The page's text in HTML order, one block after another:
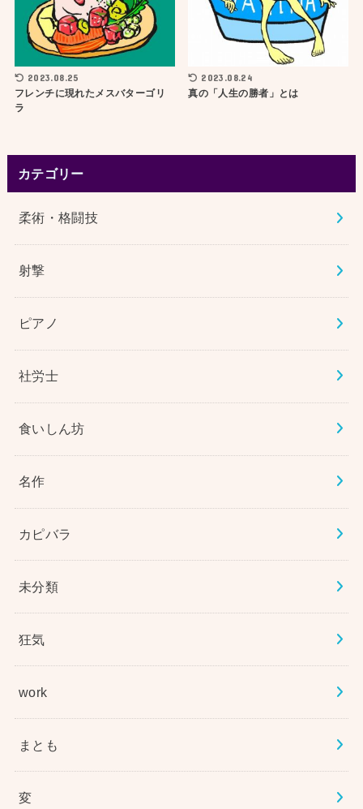
2023.08.25
フレンチに現れたメスバターゴリ
ラ
2023.08.24
真の「人生の勝者」とは
カテゴリー
柔術・格闘技
射撃
ピアノ
社労士
食いしん坊
名作
カピバラ
未分類
狂気
work
まとも
変